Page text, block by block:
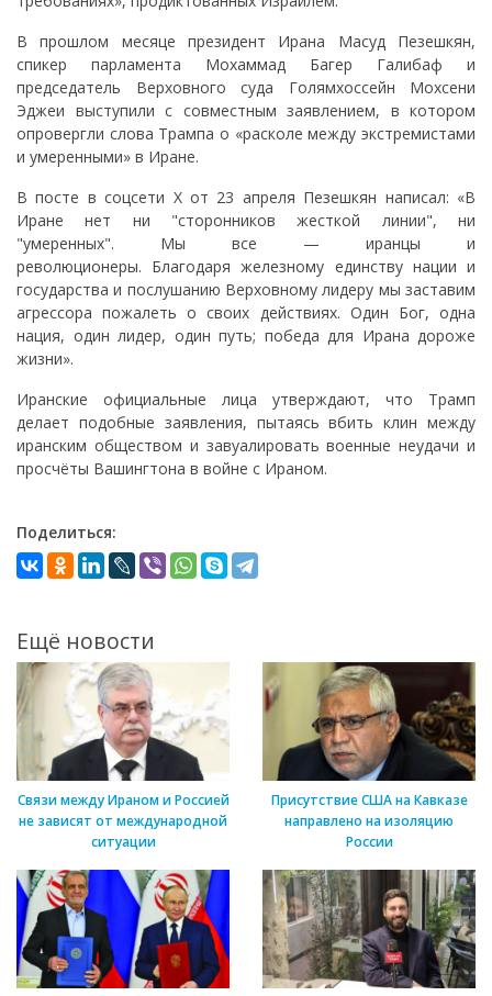
В прошлом месяце президент Ирана Масуд Пезешкян,
спикер парламента Мохаммад Багер Галибаф и
председатель Верховного суда Голямхоссейн Мохсени
Эджеи выступили с совместным заявлением, в котором
опровергли слова Трампа о «расколе между экстремистами
и умеренными» в Иране.
В посте в соцсети X от 23 апреля Пезешкян написал: «В
Иране нет ни "сторонников жесткой линии", ни
"умеренных". Мы все — иранцы и
революционеры. Благодаря железному единству нации и
государства и послушанию Верховному лидеру мы заставим
агрессора пожалеть о своих действиях. Один Бог, одна
нация, один лидер, один путь; победа для Ирана дороже
жизни».
Иранские официальные лица утверждают, что Трамп
делает подобные заявления, пытаясь вбить клин между
иранским обществом и завуалировать военные неудачи и
просчёты Вашингтона в войне с Ираном.
Поделиться:
Ещё новости
Связи между Ираном и Россией
не зависят от международной
ситуации
Присутствие США на Кавказе
направлено на изоляцию
России